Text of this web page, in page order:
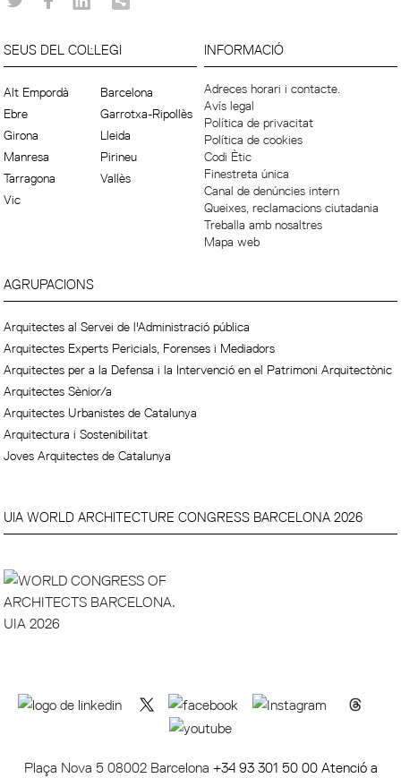
SEUS DEL COL·LEGI
Alt Empordà
Barcelona
Ebre
Garrotxa-Ripollès
Girona
Lleida
Manresa
Pirineu
Tarragona
Vallès
Vic
INFORMACIÓ
Adreces horari i contacte.
Avís legal
Política de privacitat
Política de cookies
Codi Ètic
Finestreta única
Canal de denúncies intern
Queixes, reclamacions ciutadania
Treballa amb nosaltres
Mapa web
AGRUPACIONS
Arquitectes al Servei de l'Administració pública
Arquitectes Experts Pericials, Forenses i Mediadors
Arquitectes per a la Defensa i la Intervenció en el Patrimoni Arquitectònic
Arquitectes Sènior/a
Arquitectes Urbanistes de Catalunya
Arquitectura i Sostenibilitat
Joves Arquitectes de Catalunya
UIA WORLD ARCHITECTURE CONGRESS BARCELONA 2026
Plaça Nova 5 08002 Barcelona +34 93 301 50 00 Atenció a